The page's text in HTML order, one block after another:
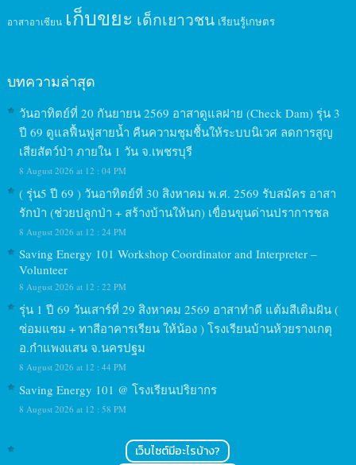
อาสาอาเซียน เก็บขยะ เด็กเยาวชน เรียนรู้เกษตร
บทความล่าสุด
วันอาทิตย์ที่ 20 กันยายน 2569 อาสาดูแลฝาย (Check Dam) รุ่น 3
ปี 69 ดูแลฟื้นฟูสายน้ำ คืนความชุมชื้นให้ระบบนิเวศ ลดการสูญ
เสียสัตว์ป่า ภายใน 1 วัน จ.เพชรบุรี
8 August 2026 at 12 : 04 PM
( รุ่น5 ปี 69 ) วันอาทิตย์ที่ 30 สิงหาคม พ.ศ. 2569 รับสมัคร อาสา
รักป่า (ช่วยปลูกป่า + สร้างบ้านให้นก) เขื่อนขุนด่านปราการชล
8 August 2026 at 12 : 24 PM
Saving Energy 101 Workshop Coordinator and Interpreter –
Volunteer
8 August 2026 at 12 : 22 PM
รุ่น 1 ปี 69 วันเสาร์ที่ 29 สิงหาคม 2569 อาสาทำดี แต้มสีเติมฝัน (
ซ่อมแซม + ทาสีอาคารเรียน ให้น้อง ) โรงเรียนบ้านห้วยรางเกตุ
อ.กำแพงแสน จ.นครปฐม
8 August 2026 at 12 : 44 PM
Saving Energy 101 @ โรงเรียนปริยากร
8 August 2026 at 12 : 58 PM
เว็บไซต์มีอะไรบ้าง?